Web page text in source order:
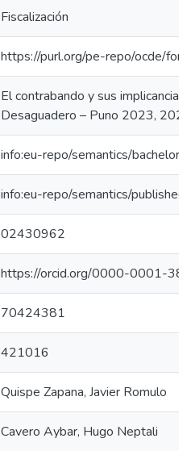
Fiscalización
https://purl.org/pe-repo/ocde/
El contrabando y sus
Desaguadero – Puno 2023, 2024
info:eu-repo/semantics/
info:eu-repo/semantics/
02430962
https://orcid.org/0000-0001-
70424381
421016
Quispe Zapana, Javier Romulo
Cavero Aybar, Hugo Neptali